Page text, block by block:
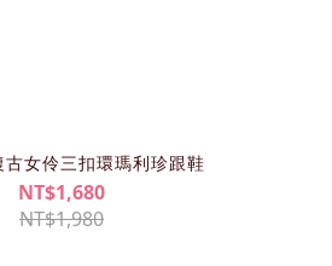
女伶三扣環瑪利珍跟鞋
NT$1,680
NT$1,980